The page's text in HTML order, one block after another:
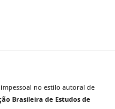
no estilo autoral de
Brasileira de Estudos de